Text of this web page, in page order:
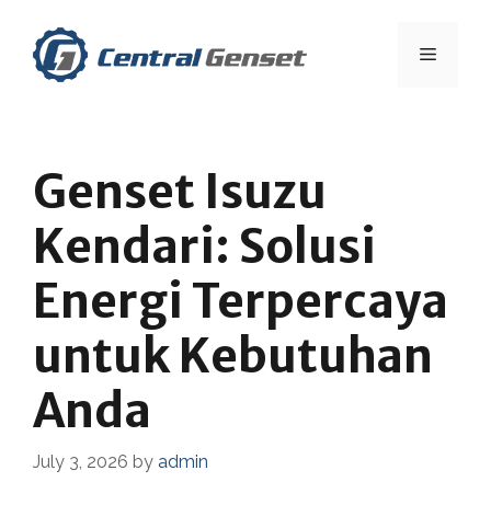
content
Menu
Genset Isuzu
Kendari: Solusi
Energi Terpercaya
untuk Kebutuhan
Anda
July 3, 2026 by admin